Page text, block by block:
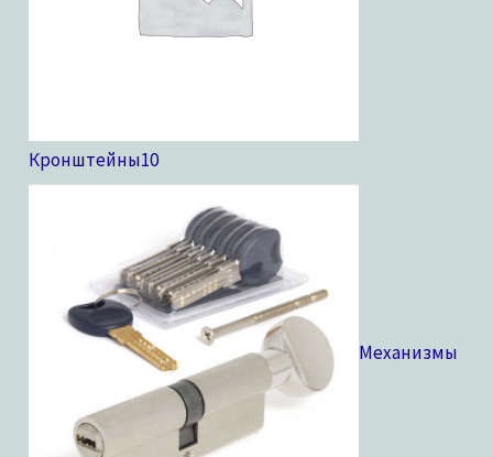
Кронштейны10
Механизмы